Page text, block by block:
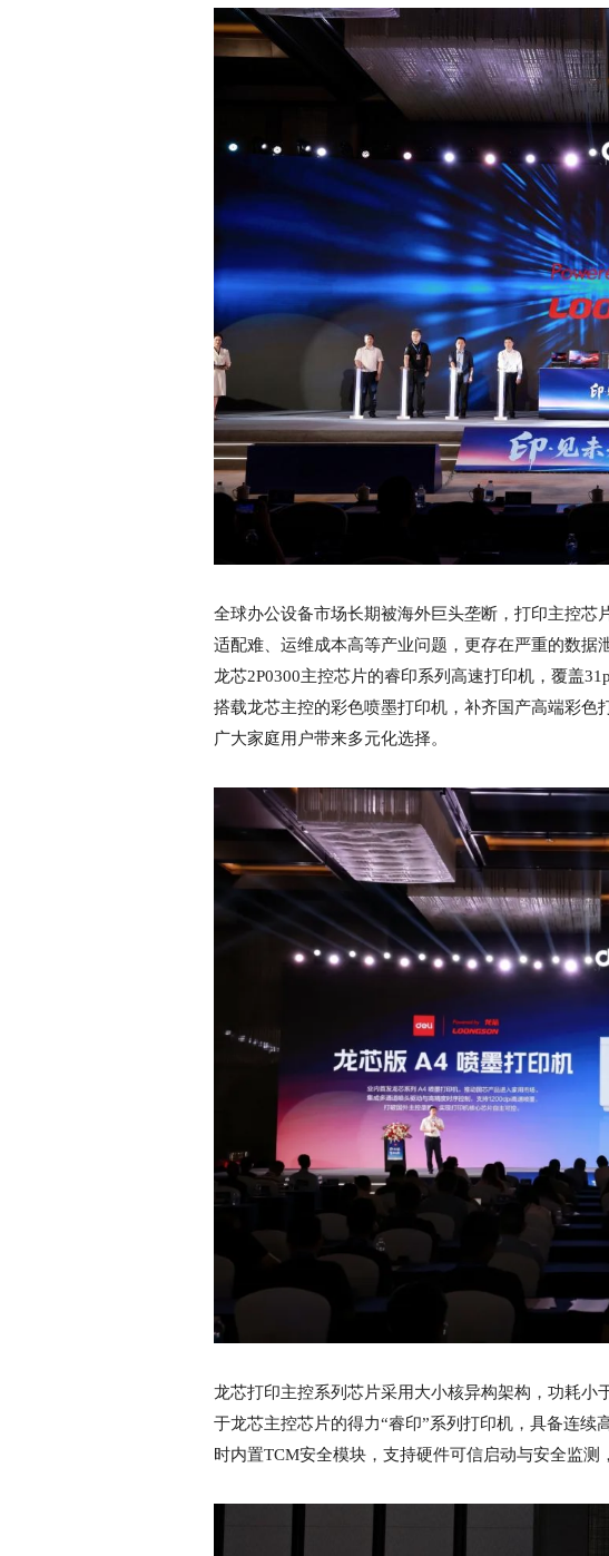
全球办公设备市场长期被海外巨头垄断，打印主控
适配难、运维成本高等产业问题，更存在严重的数
龙芯2P0300主控芯片的睿印系列高速打印机，覆盖
搭载龙芯主控的彩色喷墨打印机，补齐国产高端彩
广大家庭用户带来多元化选择。
龙芯打印主控系列芯片采用大小核异构架构，功耗
于龙芯主控芯片的得力“睿印”系列打印机，具备连
时内置TCM安全模块，支持硬件可信启动与安全监